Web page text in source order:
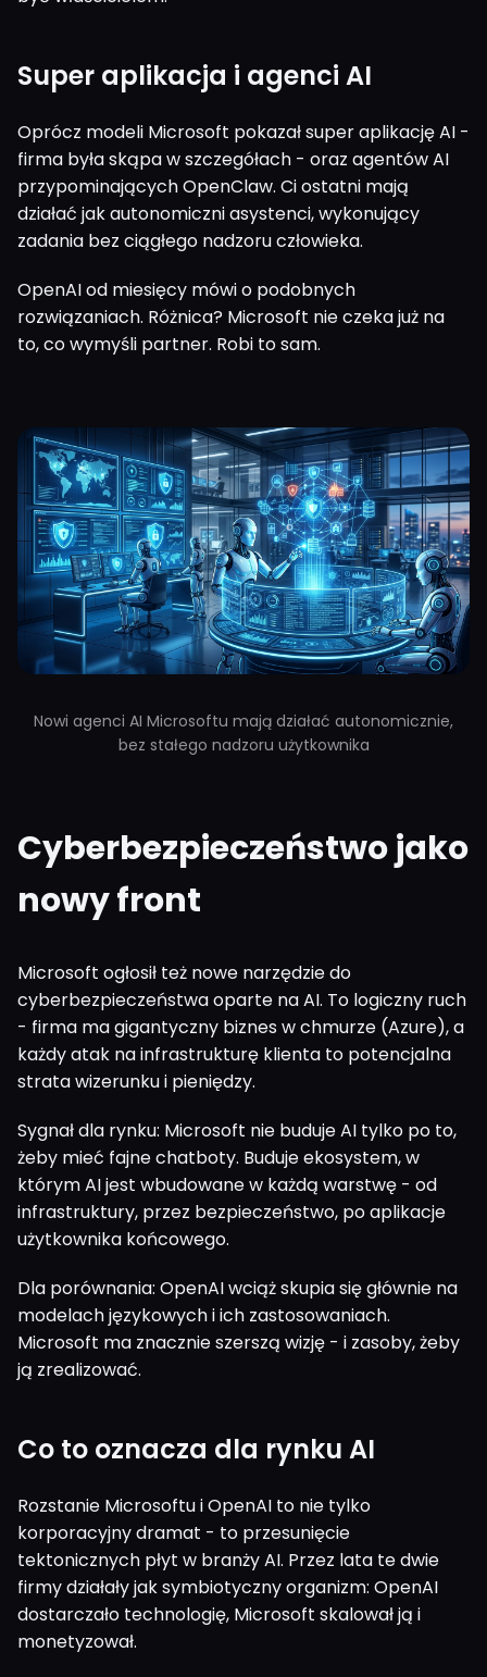
Super aplikacja i agenci AI
Oprócz modeli Microsoft pokazał super aplikację AI -
firma była skąpa w szczegółach - oraz agentów AI
przypominających OpenClaw. Ci ostatni mają
działać jak autonomiczni asystenci, wykonujący
zadania bez ciągłego nadzoru człowieka.
OpenAI od miesięcy mówi o podobnych
rozwiązaniach. Różnica? Microsoft nie czeka już na
to, co wymyśli partner. Robi to sam.
Nowi agenci AI Microsoftu mają działać autonomicznie,
bez stałego nadzoru użytkownika
Cyberbezpieczeństwo jako
nowy front
Microsoft ogłosił też nowe narzędzie do
cyberbezpieczeństwa oparte na AI. To logiczny ruch
- firma ma gigantyczny biznes w chmurze (Azure), a
każdy atak na infrastrukturę klienta to potencjalna
strata wizerunku i pieniędzy.
Sygnał dla rynku: Microsoft nie buduje AI tylko po to,
żeby mieć fajne chatboty. Buduje ekosystem, w
którym AI jest wbudowane w każdą warstwę - od
infrastruktury, przez bezpieczeństwo, po aplikacje
użytkownika końcowego.
Dla porównania: OpenAI wciąż skupia się głównie na
modelach językowych i ich zastosowaniach.
Microsoft ma znacznie szerszą wizję - i zasoby, żeby
ją zrealizować.
Co to oznacza dla rynku AI
Rozstanie Microsoftu i OpenAI to nie tylko
korporacyjny dramat - to przesunięcie
tektonicznych płyt w branży AI. Przez lata te dwie
firmy działały jak symbiotyczny organizm: OpenAI
dostarczało technologię, Microsoft skalował ją i
monetyzował.